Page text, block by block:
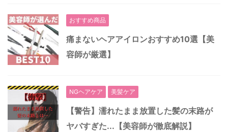
おすすめ商品
痛まないヘアアイロンおすすめ10選【美
容師が厳選】
NGヘアケア 美髪ケア
【警告】濡れたまま放置した髪の末路が
ヤバすぎた...【美容師が徹底解説】